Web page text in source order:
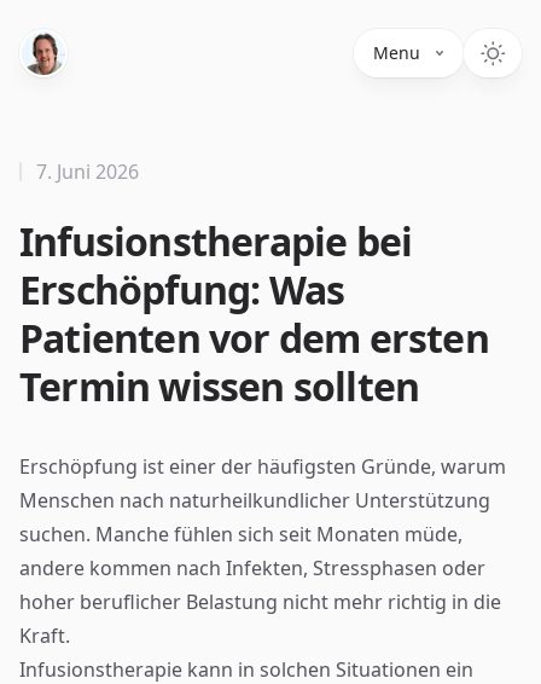
Menu
Infusionstherapie bei
Erschöpfung: Was
Patienten vor dem ersten
Termin wissen sollten
7. Juni 2026
Erschöpfung ist einer der häufigsten Gründe, warum
Menschen nach naturheilkundlicher Unterstützung
suchen. Manche fühlen sich seit Monaten müde,
andere kommen nach Infekten, Stressphasen oder
hoher beruflicher Belastung nicht mehr richtig in die
Kraft.
Infusionstherapie kann in solchen Situationen ein